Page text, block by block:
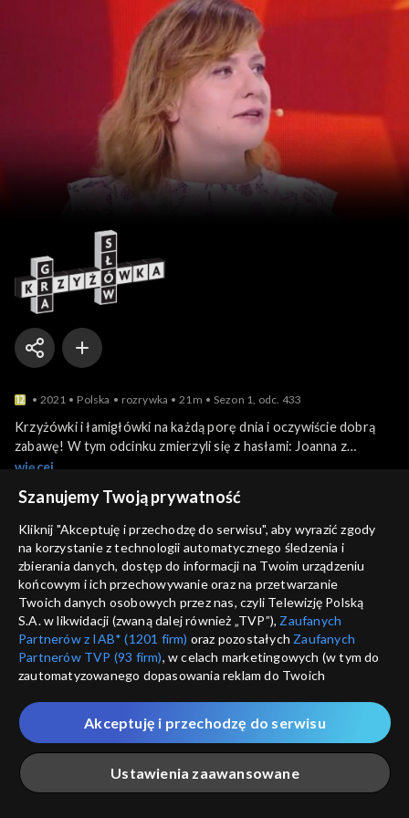
Gra słów. Krzyżówka
2021 Polska rozrywka 21m Sezon 1, odc. 433
Krzyżówki i łamigłówki na każdą porę dnia i oczywiście dobrą
zabawę! W tym odcinku zmierzyli się z hasłami: Joanna z
Chodzieży, z zawodu farmaceutka, mama na pełen etat, Kuba z
jest nauczycielem fizyki i matematyki, Krzysztof jest już kolejny
raz w programie, liczy na wygraną, zajmuje się sprzedażą
biletów lotniczych.
więcej
Napisy: Polski
Sezony i odcinki
Wybierz
Odcinki
Rekomendowane dla Ciebie
Szanujemy Twoją prywatność
Kliknij "Akceptuję i przechodzę do serwisu", aby wyrazić zgody
na korzystanie z technologii automatycznego śledzenia i
zbierania danych, dostęp do informacji na Twoim urządzeniu
końcowym i ich przechowywanie oraz na przetwarzanie
Twoich danych osobowych przez nas, czyli Telewizję Polską
S.A. w likwidacji (zwaną dalej również „TVP”), Zaufanych
Partnerów z IAB* (1201 firm) oraz pozostałych Zaufanych
Partnerów TVP (93 firm), w celach marketingowych (w tym do
zautomatyzowanego dopasowania reklam do Twoich
które wskazujemy poniżej, a także zgody na udostępnianie
przez nas identyfikatora PPID do Google.
Twoje dane osobowe zbierane podczas odwiedzania przez
Ciebie naszych
poszczególnych serwisówzwanych dalej
„Portalem”, w tym informacje zapisywane za pomocą
Ustawienia zaawansowane
Akceptuję i przechodzę do serwisu